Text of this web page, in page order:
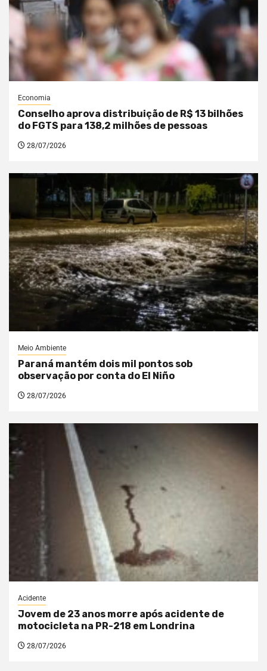
Economia
Conselho aprova distribuição de R$ 13 bilhões
do FGTS para 138,2 milhões de pessoas
28/07/2026
Meio Ambiente
Paraná mantém dois mil pontos sob
observação por conta do El Niño
28/07/2026
Acidente
Jovem de 23 anos morre após acidente de
motocicleta na PR-218 em Londrina
28/07/2026